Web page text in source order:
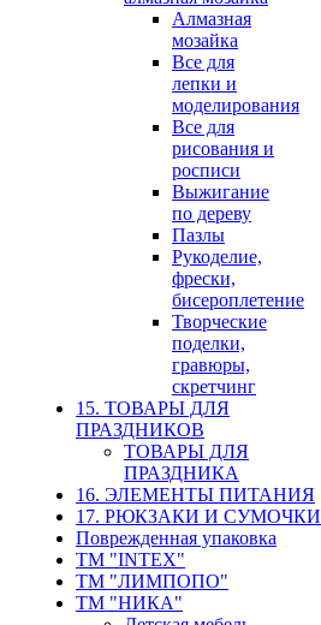
Алмазная
мозайка
Все для
лепки и
моделирования
Все для
рисования и
росписи
Выжигание
по дереву
Пазлы
Рукоделие,
фрески,
бисероплетение
Творческие
поделки,
гравюры,
скретчинг
15. ТОВАРЫ ДЛЯ
ПРАЗДНИКОВ
ТОВАРЫ ДЛЯ
ПРАЗДНИКА
16. ЭЛЕМЕНТЫ ПИТАНИЯ
17. РЮКЗАКИ И СУМОЧКИ
Поврежденная упаковка
ТМ "INTEX"
ТМ "ЛИМПОПО"
ТМ "НИКА"